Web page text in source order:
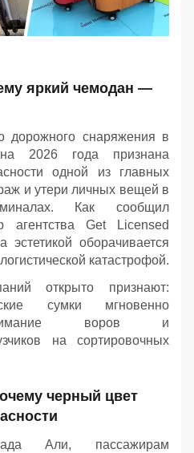
яркий чемодан —
дорожного снаряжения в
2026 года признана
одной из главных
и утери личных вещей в
Как сообщил
агентства Get Licensed
оборачивается
катастрофой.
открыто признают:
сумки мгновенно
воров и
на сортировочных
черный цвет
Али, пассажирам